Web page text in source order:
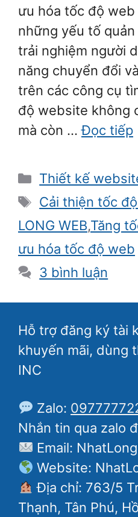
ưu hóa tốc độ
những yếu tố
trải nghiệm người
năng chuyển đổi
trên các công cụ
độ website không
mà còn …Đọc tiếp
Danh
mục
Thiết kế
Thẻ
Cải thiện tốc
LONG WEB,Tăng
ưu hóa tốc độ web
3 bình luận
Hỗ trợ đăng ký tài
khuyến mãi, dùng
INC
Zalo:
Nhắn tin qua zalo
Email:
Website:
Địa chỉ: 763/5
Thạnh, Tân Phú,